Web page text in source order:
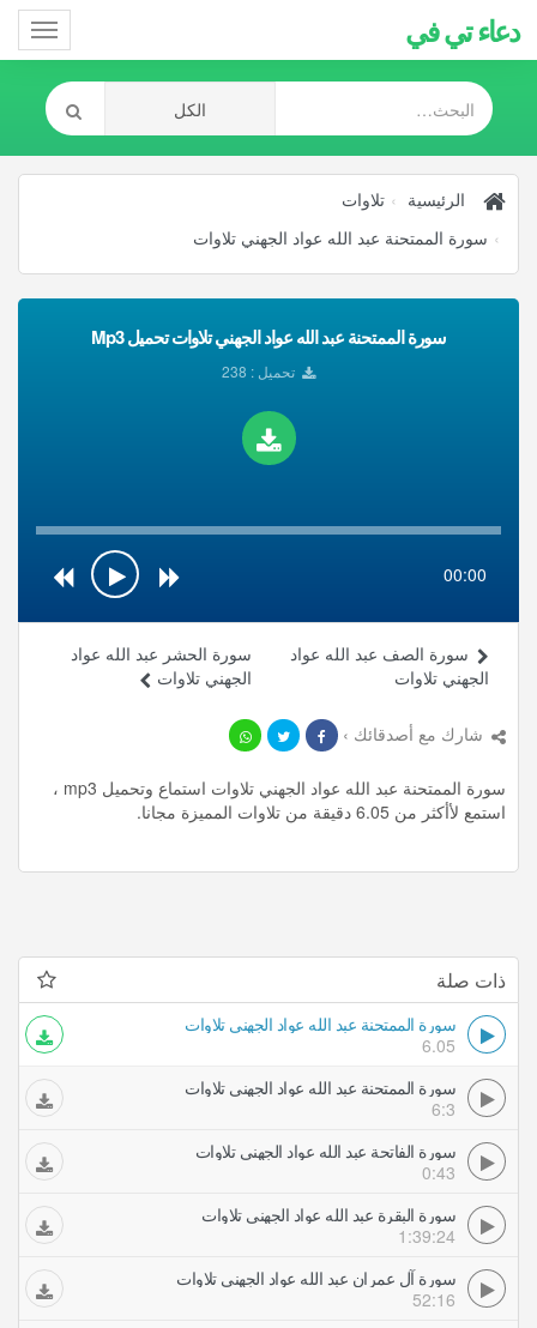
دعاء تي في
الرئيسية
تلاوات
سورة الممتحنة عبد الله عواد الجهني تلاوات
سورة الممتحنة عبد الله عواد الجهني تلاوات تحميل Mp3
تحميل : 238
00:00
سورة الحشر عبد الله عواد
الجهني تلاوات
سورة الصف عبد الله عواد
الجهني تلاوات
شارك مع أصدقائك ›
سورة الممتحنة عبد الله عواد الجهني تلاوات استماع وتحميل mp3 ،
استمع لأأكثر من 6.05 دقيقة من تلاوات المميزة مجانا.
ذات صلة
سورة الممتحنة عبد الله عواد الجهني تلاوات
6.05
سورة الممتحنة عبد الله عواد الجهني تلاوات
6:3
سورة الفاتحة عبد الله عواد الجهني تلاوات
0:43
سورة البقرة عبد الله عواد الجهني تلاوات
1:39:24
سورة آل عمران عبد الله عواد الجهني تلاوات
52:16